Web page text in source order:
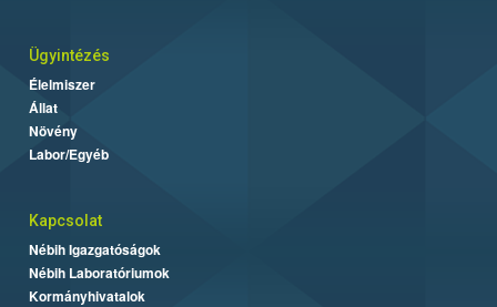
Ügyintézés
Élelmiszer
Állat
Növény
Labor/Egyéb
Kapcsolat
Nébih Igazgatóságok
Nébih Laboratóriumok
Kormányhivatalok